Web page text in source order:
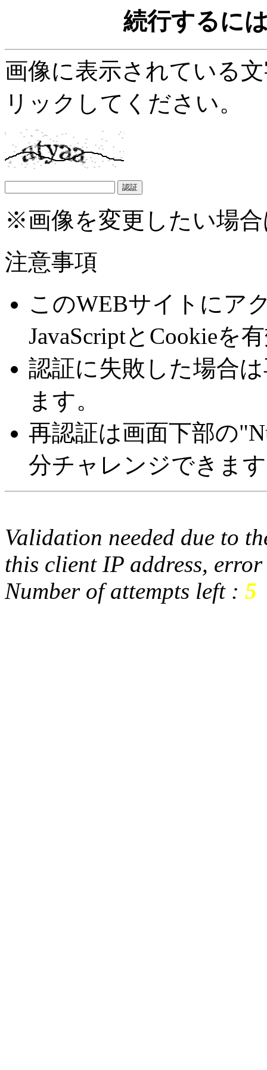
続行するに
画像に表示されている
リックしてください。
※画像を変更したい場
注意事項
このWEBサイトにア
JavaScriptとCookieを
認証に失敗した場合
ます。
再認証は画面下部の
分チャレンジできま
Validation needed due to
this client IP address,
Number of attempts left : 5